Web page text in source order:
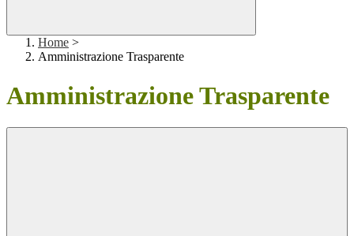
Home >
Amministrazione Trasparente
Amministrazione Trasparente